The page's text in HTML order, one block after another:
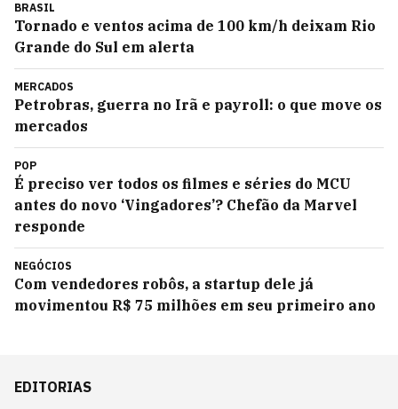
BRASIL
Tornado e ventos acima de 100 km/h deixam Rio
Grande do Sul em alerta
MERCADOS
Petrobras, guerra no Irã e payroll: o que move os
mercados
POP
É preciso ver todos os filmes e séries do MCU
antes do novo ‘Vingadores’? Chefão da Marvel
responde
NEGÓCIOS
Com vendedores robôs, a startup dele já
movimentou R$ 75 milhões em seu primeiro ano
EDITORIAS